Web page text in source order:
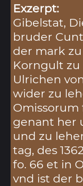
Exzerpt:
Gibelstat,
bruder
der mark
Korngult zu
Ulrichen
wider zu
Omissorum
genant her
und zu
tag, des
fo. 66 et in
vnd ist der